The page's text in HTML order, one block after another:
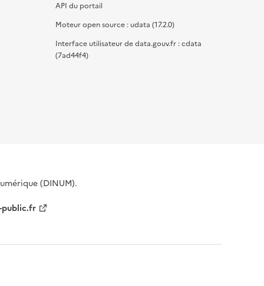
API du portail
Moteur open source : udata (17.2.0)
Interface utilisateur de data.gouv.fr : cdata
(7ad44f4)
(DINUM).
public.fr